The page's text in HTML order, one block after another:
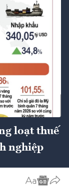
loạt thuế
nghiệp